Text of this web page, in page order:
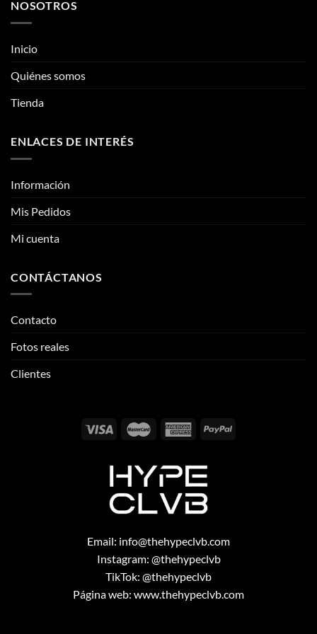
en
producto
NOSOTROS
Inicio
Quiénes somos
Tienda
ENLACES DE INTERÉS
Información
Mis Pedidos
Mi cuenta
CONTÁCTANOS
Contacto
Fotos reales
Clientes
Email: info@thehypeclvb.com
Instagram: @thehypeclvb
TikTok: @thehypeclvb
Página web: www.thehypeclvb.com